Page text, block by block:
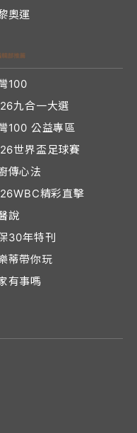
奧運
100
九合一大選
100 公益專區
世界盃足球賽
傳心法
精彩直擊
說
30年特刊
蒂帶你玩
有事嗎